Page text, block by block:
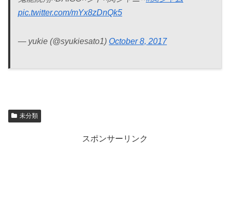
pic.twitter.com/mYx8zDnQk5
— yukie (@syukiesato1) October 8, 2017
未分類
スポンサーリンク